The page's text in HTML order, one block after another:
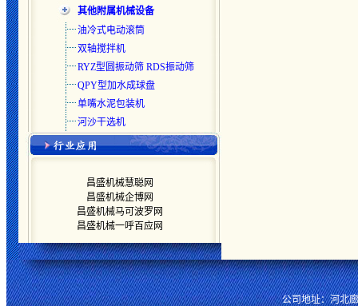
其他附属机械设备
油冷式电动滚筒
双轴搅拌机
RYZ型圆振动筛 RDS振动筛
QPY型加水成球盘
单嘴水泥包装机
河沙干选机
昌盛机械慧聪网
昌盛机械企博网
昌盛机械马可波罗网
昌盛机械一呼百应网
公司地址：河北